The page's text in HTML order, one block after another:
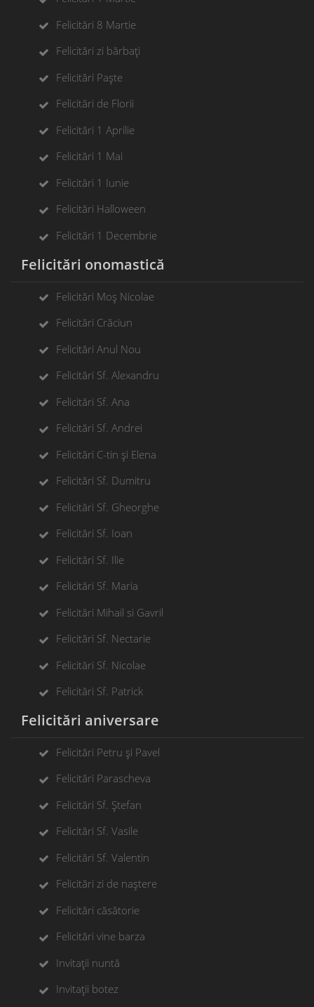
Felicitări 8 Martie
Felicitări zi bărbați
Felicitări Paște
Felicitări de Florii
Felicitări 1 Aprilie
Felicitări 1 Mai
Felicitări 1 Iunie
Felicitări Halloween
Felicitări 1 Decembrie
Felicitări onomastică
Felicitări Moș Nicolae
Felicitări Crăciun
Felicitări Anul Nou
Felicitări Sf. Alexandru
Felicitări Sf. Ana
Felicitări Sf. Andrei
Felicitări C-tin și Elena
Felicitări Sf. Dumitru
Felicitări Sf. Gheorghe
Felicitări Sf. Ioan
Felicitări Sf. Ilie
Felicitări Sf. Maria
Felicitări Mihail si Gavril
Felicitări Sf. Nectarie
Felicitări Sf. Nicolae
Felicitări Sf. Patrick
Felicitări aniversare
Felicitări Petru și Pavel
Felicitări Parascheva
Felicitări Sf. Ștefan
Felicitări Sf. Vasile
Felicitări Sf. Valentin
Felicitări zi de naștere
Felicitări căsătorie
Felicitări vine barza
Invitații nuntă
Invitații botez